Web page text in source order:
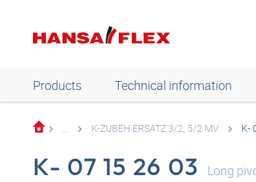
Products Technical information
... K-ZUBEH ERSATZ 3/2, 5/2 MV K-
K- 07 15 26 03 Long